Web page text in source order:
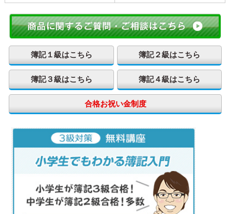
簿記１級はこちら 簿記２級はこちら
簿記３級はこちら 簿記４級はこちら
合格お祝い金制度